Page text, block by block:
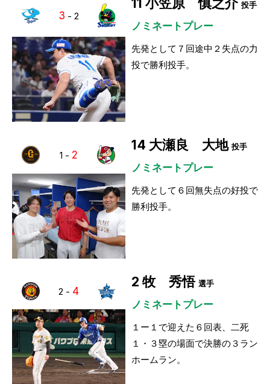
3 - 2
投手
ノミネートプレー
先発として７回途中２失点の力
投で勝利投手。
1 - 2
14 大瀬良 大地 投手
ノミネートプレー
先発として６回無失点の好投で
勝利投手。
2 - 4
2 牧 秀悟 選手
ノミネートプレー
１ー１で迎えた６回表、二死
１・３塁の場面で決勝の３ラン
ホームラン。